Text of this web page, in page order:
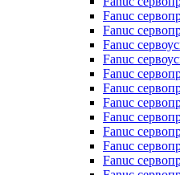
Fanuc
Fanuc
Fanuc
Fanuc
Fanuc
Fanuc
Fanuc
Fanuc
Fanuc
Fanuc
Fanuc